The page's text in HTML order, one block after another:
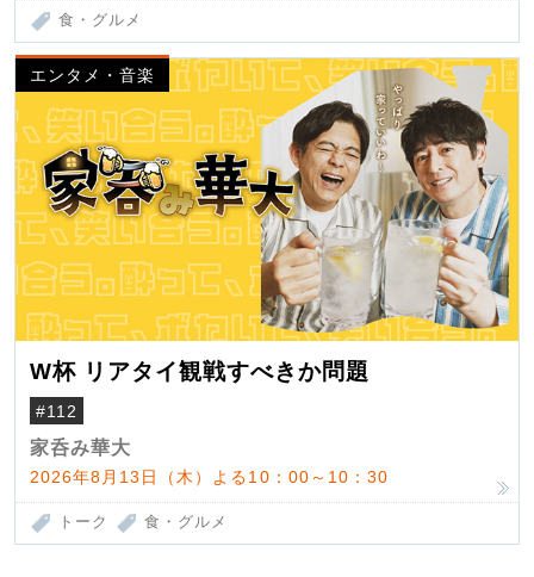
食・グルメ
エンタメ・音楽
W杯 リアタイ観戦すべきか問題
#112
家呑み華大
2026年8月13日（木）よる10：00～10：30
トーク 食・グルメ